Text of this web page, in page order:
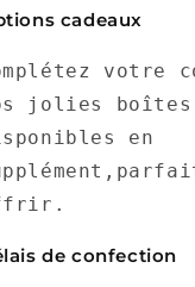
cadeaux
votre
jolies boîtes
en
de confection